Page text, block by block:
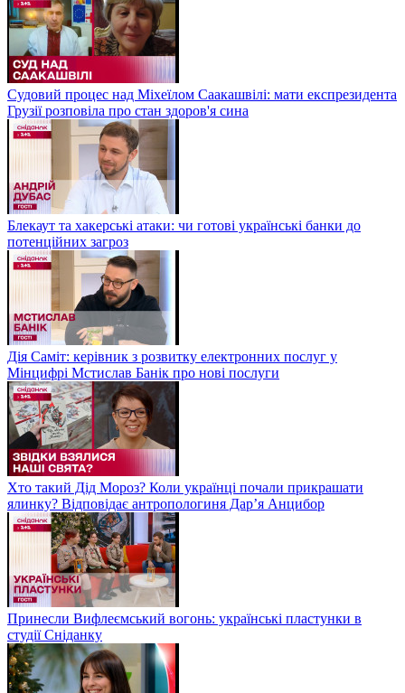
Судовий процес над Міхеїлом Саакашвілі: мати експрезидента
Грузії розповіла про стан здоров'я сина
Блекаут та хакерські атаки: чи готові українські банки до
потенційних загроз
Дія Саміт: керівник з розвитку електронних послуг у
Мінцифрі Мстислав Банік про нові послуги
Хто такий Дід Мороз? Коли українці почали прикрашати
ялинку? Відповідає антропологиня Дарʼя Анцибор
Принесли Вифлеємський вогонь: українські пластунки в
студії Сніданку